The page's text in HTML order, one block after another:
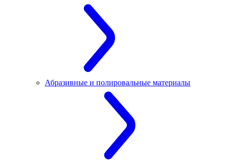
Абразивные и полировальные материалы